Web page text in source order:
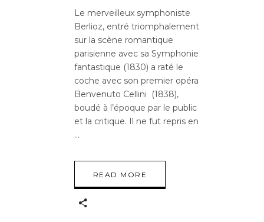
Le merveilleux symphoniste
Berlioz, entré triomphalement
sur la scène romantique
parisienne avec sa Symphonie
fantastique (1830) a raté le
coche avec son premier opéra
Benvenuto Cellini (1838),
boudé à l’époque par le public
et la critique. Il ne fut repris en
READ MORE